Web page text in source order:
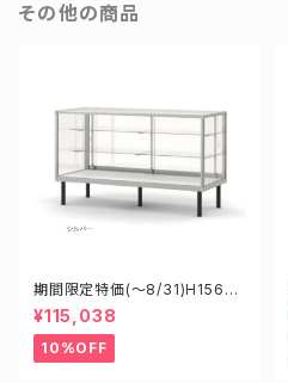
その他の商品
期間限定特価(～8/31)H15600
S W1500D600H900mm 新
型業務用ガラスケース ショーケ
ース
¥115,038
10%OFF